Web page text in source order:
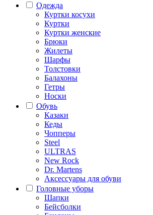
Одежда
Куртки косухи
Куртки
Куртки женские
Брюки
Жилеты
Шарфы
Толстовки
Балахоны
Гетры
Носки
Обувь
Казаки
Кеды
Чопперы
Steel
ULTRAS
New Rock
Dr. Martens
Аксессуары для обуви
Головные уборы
Шапки
Бейсболки